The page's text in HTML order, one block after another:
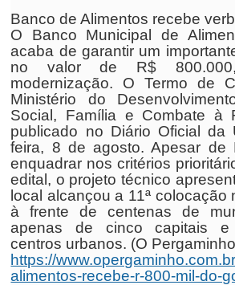
Banco de Alimentos recebe
O Banco Municipal de
acaba de garantir um
no valor de R$
modernização. O Termo de
Ministério do
Social, Família e Combate à
publicado no Diário Oficial da
feira, 8 de agosto. Apesar de
enquadrar nos critérios
edital, o projeto técnico
local alcançou a 11ª colocação
à frente de centenas de
apenas de cinco capitais e
centros urbanos. (O
https://
alimentos-recebe-r-800-mil-do-